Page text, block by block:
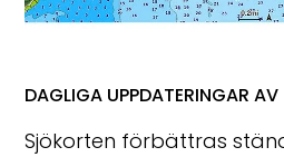
DAGLIGA UPPDATERINGAR
Sjökorten förbättras